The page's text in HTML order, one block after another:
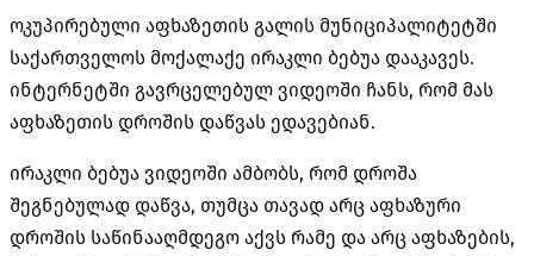
ოკუპირებული აფხაზეთის გალის მუნიციპალიტეტში
საქართველოს მოქალაქე ირაკლი ბებუა დააკავეს.
ინტერნეტში გავრცელებულ ვიდეოში ჩანს, რომ მას
აფხაზეთის დროშის დაწვას ედავებიან.
ირაკლი ბებუა ვიდეოში ამბობს, რომ დროშა
შეგნებულად დაწვა, თუმცა თავად არც აფხაზური
დროშის საწინააღმდეგო აქვს რამე და არც აფხაზების,